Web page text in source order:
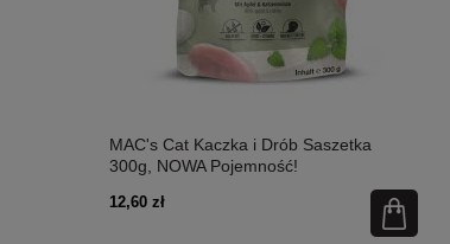
MAC's Cat Kaczka i Drób Saszetka
300g, NOWA Pojemność!
12,60 zł